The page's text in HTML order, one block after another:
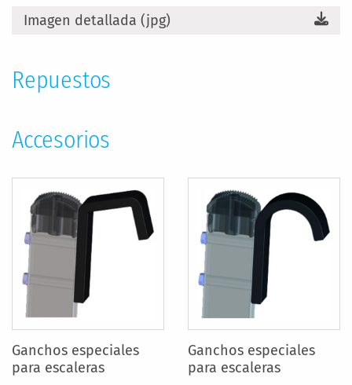
Imagen detallada (jpg)
Repuestos
Accesorios
Ganchos especiales
para escaleras
Ganchos especiales
para escaleras